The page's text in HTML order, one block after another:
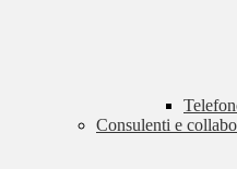
Consulenti e